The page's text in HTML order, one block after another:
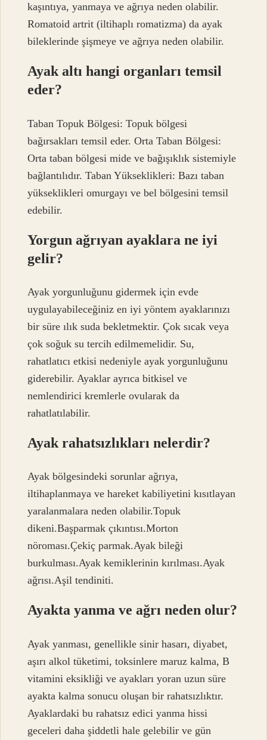
kaşıntıya, yanmaya ve ağrıya neden olabilir.
Romatoid artrit (iltihaplı romatizma) da ayak
bileklerinde şişmeye ve ağrıya neden olabilir.
Ayak altı hangi organları temsil
eder?
Taban Topuk Bölgesi: Topuk bölgesi
bağırsakları temsil eder. Orta Taban Bölgesi:
Orta taban bölgesi mide ve bağışıklık sistemiyle
bağlantılıdır. Taban Yükseklikleri: Bazı taban
yükseklikleri omurgayı ve bel bölgesini temsil
edebilir.
Yorgun ağrıyan ayaklara ne iyi
gelir?
Ayak yorgunluğunu gidermek için evde
uygulayabileceğiniz en iyi yöntem ayaklarınızı
bir süre ılık suda bekletmektir. Çok sıcak veya
çok soğuk su tercih edilmemelidir. Su,
rahatlatıcı etkisi nedeniyle ayak yorgunluğunu
giderebilir. Ayaklar ayrıca bitkisel ve
nemlendirici kremlerle ovularak da
rahatlatılabilir.
Ayak rahatsızlıkları nelerdir?
Ayak bölgesindeki sorunlar ağrıya,
iltihaplanmaya ve hareket kabiliyetini kısıtlayan
yaralanmalara neden olabilir.Topuk
dikeni.Başparmak çıkıntısı.Morton
nöroması.Çekiç parmak.Ayak bileği
burkulması.Ayak kemiklerinin kırılması.Ayak
ağrısı.Aşil tendiniti.
Ayakta yanma ve ağrı neden olur?
Ayak yanması, genellikle sinir hasarı, diyabet,
aşırı alkol tüketimi, toksinlere maruz kalma, B
vitamini eksikliği ve ayakları yoran uzun süre
ayakta kalma sonucu oluşan bir rahatsızlıktır.
Ayaklardaki bu rahatsız edici yanma hissi
geceleri daha şiddetli hale gelebilir ve gün